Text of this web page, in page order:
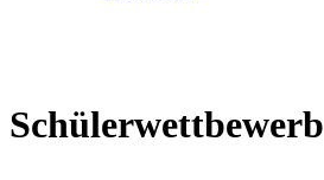
Schülerwettbewerb